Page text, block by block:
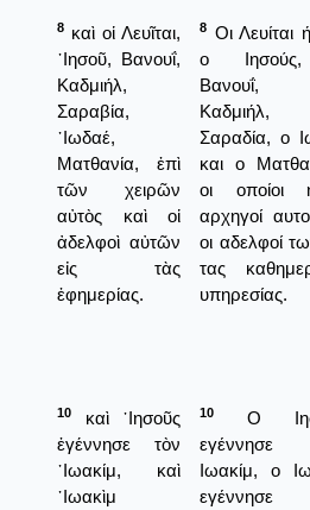
8 καὶ οἱ Λευῖται,
᾿Ιησοῦ, Βανουΐ,
Καδμιήλ,
Σαραβία,
᾿Ιωδαέ,
Ματθανία, ἐπὶ
τῶν χειρῶν
αὐτὸς καὶ οἱ
ἀδελφοὶ αὐτῶν
εἰς τὰς
ἐφημερίας.
8 Οι Λευίται
ο
Σαραδία, ο
και ο
οι οποίοι
αρχηγοί
οι αδελφοί
τας
υπηρεσίας.
10
καὶ ᾿Ιησοῦς
ἐγέννησε τὸν
᾿Ιωακίμ, καὶ
᾿Ιωακὶμ
10
Ο
εγέννησε
Ιωακίμ, ο
εγέννησε